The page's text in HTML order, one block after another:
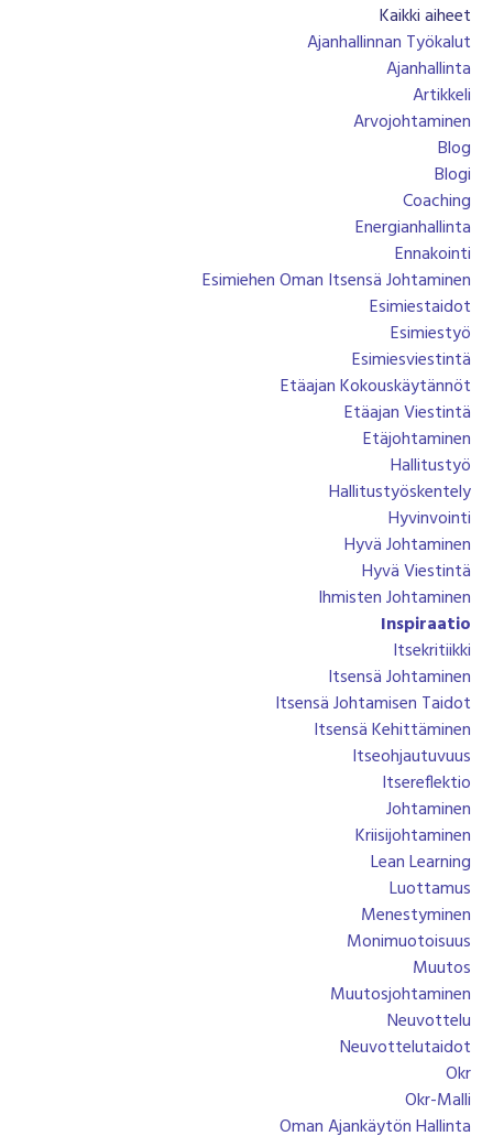
Kaikki aiheet
Ajanhallinnan Työkalut
Ajanhallinta
Artikkeli
Arvojohtaminen
Blog
Blogi
Coaching
Energianhallinta
Ennakointi
Esimiehen Oman Itsensä Johtaminen
Esimiestaidot
Esimiestyö
Esimiesviestintä
Etäajan Kokouskäytännöt
Etäajan Viestintä
Etäjohtaminen
Hallitustyö
Hallitustyöskentely
Hyvinvointi
Hyvä Johtaminen
Hyvä Viestintä
Ihmisten Johtaminen
Inspiraatio
Itsekritiikki
Itsensä Johtaminen
Itsensä Johtamisen Taidot
Itsensä Kehittäminen
Itseohjautuvuus
Itsereflektio
Johtaminen
Kriisijohtaminen
Lean Learning
Luottamus
Menestyminen
Monimuotoisuus
Muutos
Muutosjohtaminen
Neuvottelu
Neuvottelutaidot
Okr
Okr-Malli
Oman Ajankäytön Hallinta